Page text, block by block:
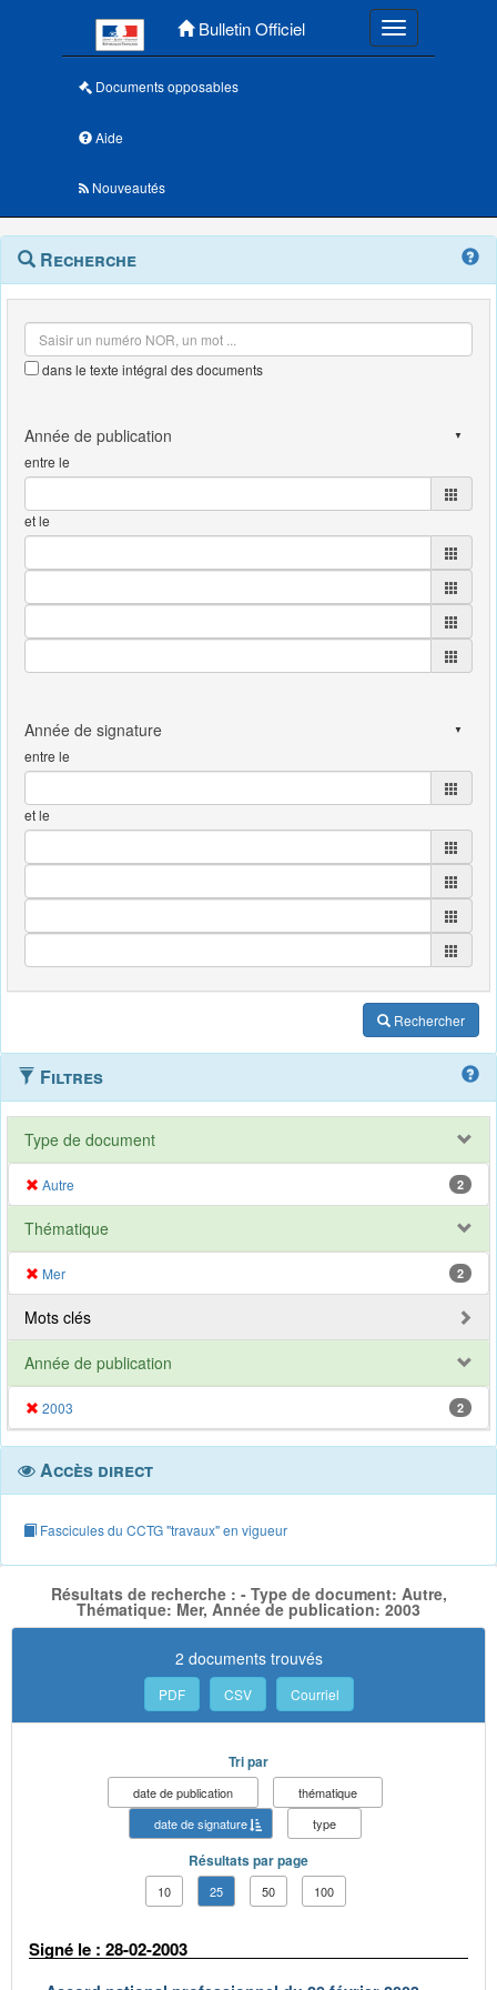
Bulletin Officiel Toggle
Documents opposables
Aide
Nouveautés
Navigation
outils
Menu
contextuel
Recherche
dans le texte intégral des documents
entre le
et le
entre le
et le
Rechercher
Filtres
Type de document
Autre 2
Thématique
Mer 2
Mots clés
Année de publication
2003 2
Accès direct
Fascicules du CCTG "travaux" en vigueur
Résultats de recherche : - Type de document: Autre,
Thématique: Mer, Année de publication: 2003
2 documents trouvés
PDF CSV Courriel
Tri par
date de publication
thématique
date de signature
type
Résultats par page
10 25 50 100
Signé le : 28-02-2003